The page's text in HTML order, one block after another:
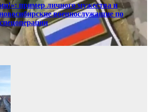
пример личного мужества и
военнослужащие по